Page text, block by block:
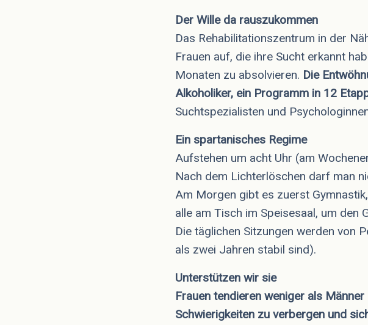
Der Wille da rauszukommen
Das Rehabilitationszentrum in der
Frauen auf, die ihre Sucht erkannt
Monaten zu absolvieren. Die
Alkoholiker, ein Programm in 12
Suchtspezialisten und
Ein spartanisches Regime
Aufstehen um acht Uhr (am
Nach dem Lichterlöschen darf man
Am Morgen gibt es zuerst
alle am Tisch im Speisesaal, um den
Die täglichen Sitzungen werden von
als zwei Jahren stabil sind).
Unterstützen wir sie
Frauen tendieren weniger als
Schwierigkeiten zu verbergen und